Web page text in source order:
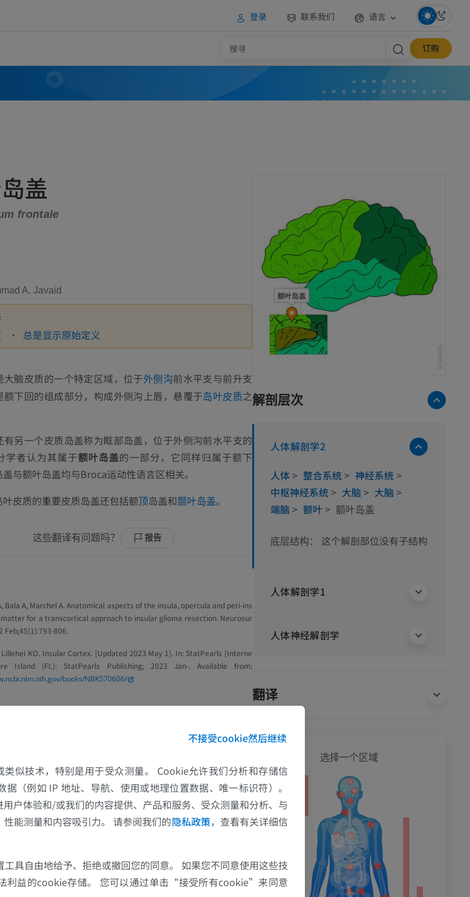
登录 联系我们 语言
订购
盖
frontale
A. Javaid
总是显示原始定义
大脑皮质的一个特定区域，位于外侧沟前水平支与前升支
额下回的组成部分，构成外侧沟上唇，悬覆于岛叶皮质之
有另一个皮质岛盖称为眶部岛盖，位于外侧沟前水平支的
学者认为其属于额叶岛盖的一部分，它同样归属于额下
与额叶岛盖均与Broca运动性语言区相关。
皮质的重要皮质岛盖还包括额顶岛盖和颞叶岛盖。
这些翻译有问题吗？ 报告
Bala A, Marchel A. Anatomical aspects of the insula, opercula and peri-ins
for a transcortical approach to insular glioma resection. Neurosur
Feb;45(1):793-806.
Lillehei KO. Insular Cortex. [Updated 2023 May 1]. In: StatPearls [Interne
Island (FL): StatPearls Publishing; 2023 Jan-. Available from:
books/NBK570606/
解剖层次
人体解剖学2
人体> 整合系统> 神经系统>
中枢神经系统> 大脑 > 大脑 >
端脑 > 额叶> 额叶岛盖
底层结构： 这个解剖部位没有子结构
人体解剖学1
人体神经解剖学
翻译
下肢血管造影
插画
优质会员
放射影像学
免費
选择一个区域
不接受cookie然后继续
似技术，特别是用于受众测量。 Cookie允许我们分析和存储信
（例如 IP 地址、导航、使用或地理位置数据、唯一标识符）。
户体验和/或我们的内容提供、产品和服务、受众测量和分析、与
能测量和内容吸引力。 请参阅我们的隐私政策，查看有关详细信
具自由地给予、拒绝或撤回您的同意。 如果您不同意使用这些技
利益的cookie存储。 您可以通过单击“接受所有cookie”来同意